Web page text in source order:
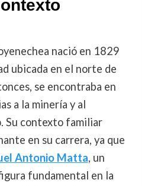
nació en 1829
ubicada en el norte de
se encontraba en
a la minería y al
Su contexto familiar
en su carrera, ya que
Antonio Matta, un
fundamental en la